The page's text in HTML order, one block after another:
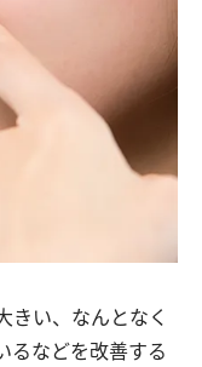
きい、なんとなく
るなどを改善する